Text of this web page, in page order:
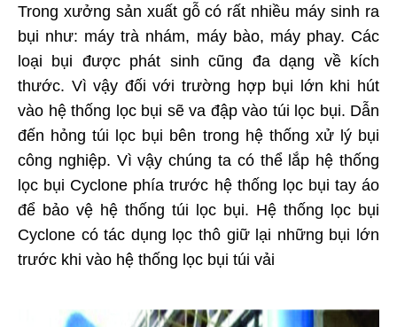
Trong xưởng sản xuất gỗ có rất nhiều máy sinh ra
bụi như: máy trà nhám, máy bào, máy phay. Các
loại bụi được phát sinh cũng đa dạng về kích
thước. Vì vậy đối với trường hợp bụi lớn khi hút
vào hệ thống lọc bụi sẽ va đập vào túi lọc bụi. Dẫn
đến hỏng túi lọc bụi bên trong hệ thống xử lý bụi
công nghiệp. Vì vậy chúng ta có thể lắp hệ thống
lọc bụi Cyclone phía trước hệ thống lọc bụi tay áo
để bảo vệ hệ thống túi lọc bụi. Hệ thống lọc bụi
Cyclone có tác dụng lọc thô giữ lại những bụi lớn
trước khi vào hệ thống lọc bụi túi vải